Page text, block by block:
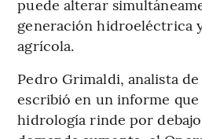
puede alterar
generación hidroeléctrica
agrícola.
Pedro Grimaldi, analista de
escribió en un informe que
hidrología rinde por